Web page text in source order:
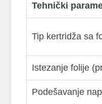
Tehnički
Tip kertridža sa
Istezanje folije
Podešavanje